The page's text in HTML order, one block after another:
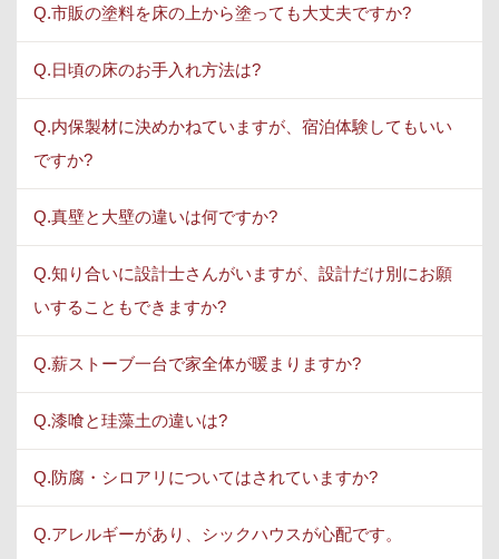
Q.市販の塗料を床の上から塗っても大丈夫ですか?
Q.日頃の床のお手入れ方法は?
Q.内保製材に決めかねていますが、宿泊体験してもいい
ですか?
Q.真壁と大壁の違いは何ですか?
Q.知り合いに設計士さんがいますが、設計だけ別にお願
いすることもできますか?
Q.薪ストーブ一台で家全体が暖まりますか?
Q.漆喰と珪藻土の違いは?
Q.防腐・シロアリについてはされていますか?
Q.アレルギーがあり、シックハウスが心配です。